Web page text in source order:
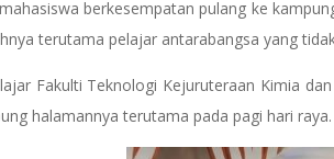
berkesempatan pulang ke
terutama pelajar antarabangsa yang
Fakulti Teknologi Kejuruteraan Kimia
halamannya terutama pada pagi hari raya.